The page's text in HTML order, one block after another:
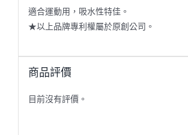
適合運動用，吸水性特佳。
★以上品牌專利權屬於原創公司。
商品評價
目前沒有評價。